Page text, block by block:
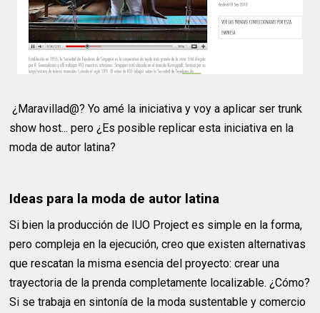
¿Maravillad@? Yo amé la iniciativa y voy a aplicar ser trunk
show host... pero ¿Es posible replicar esta iniciativa en la
moda de autor latina?
Ideas para la moda de autor latina
Si bien la producción de IUO Project es simple en la forma,
pero compleja en la ejecución, creo que existen alternativas
que rescatan la misma esencia del proyecto: crear una
trayectoria de la prenda completamente localizable. ¿Cómo?
Si se trabaja en sintonía de la moda sustentable y comercio